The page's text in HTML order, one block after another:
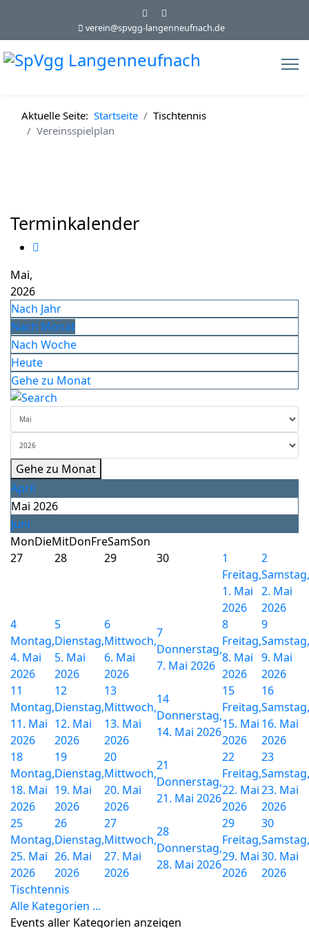
verein@spvgg-langenneufnach.de
Aktuelle Seite: Startseite
Tischtennis
Vereinsspielplan
Terminkalender
Mai,
2026
Nach Jahr
Nach Monat
Nach Woche
Heute
Gehe zu Monat
Gehe zu Monat
April
Mai 2026
Juni
MonDieMitDonFreSamSon
27
28 29 30
1
Freitag,
1. Mai
2026
2
Samstag,
2. Mai
2026
4
Montag,
4. Mai
2026
5
Dienstag,
5. Mai
2026
6
Mittwoch,
6. Mai
2026
7
Donnerstag,
7. Mai 2026
8
Freitag,
8. Mai
2026
9
Samstag,
9. Mai
2026
11
Montag,
11. Mai
2026
12
Dienstag,
12. Mai
2026
13
Mittwoch,
13. Mai
2026
14
Donnerstag,
14. Mai 2026
15
Freitag,
15. Mai
2026
16
Samstag,
16. Mai
2026
18
Montag,
18. Mai
2026
19
Dienstag,
19. Mai
2026
20
Mittwoch,
20. Mai
2026
21
Donnerstag,
21. Mai 2026
22
Freitag,
22. Mai
2026
23
Samstag,
23. Mai
2026
25
Montag,
25. Mai
2026
26
Dienstag,
26. Mai
2026
27
Mittwoch,
27. Mai
2026
28
Donnerstag,
28. Mai 2026
29
Freitag,
29. Mai
2026
30
Samstag,
30. Mai
2026
Tischtennis
Alle Kategorien ...
Events aller Kategorien anzeigen